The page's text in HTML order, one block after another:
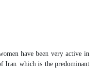
have been very active in
Iran, which is the predominant